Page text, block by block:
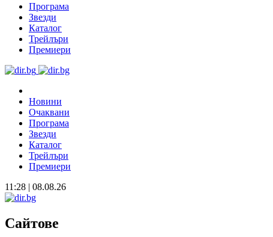
Програма
Звезди
Каталог
Трейлъри
Премиери
Новини
Очаквани
Програма
Звезди
Каталог
Трейлъри
Премиери
11:28 | 08.08.26
Сайтове